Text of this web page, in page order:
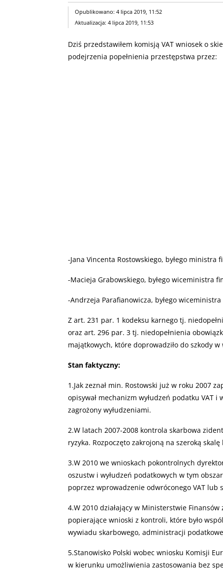
Opublikowano: 4 lipca 2019, 11:52
Aktualizacja: 4 lipca 2019, 11:53
Dziś przedstawiłem komisją VAT wniosek o
podejrzenia popełnienia przestępstwa przez:
-Jana Vincenta Rostowskiego, byłego ministra
-Macieja Grabowskiego, byłego wiceministra
-Andrzeja Parafianowicza, byłego
Z art. 231 par. 1 kodeksu karnego tj.
oraz art. 296 par. 3 tj. niedopełnienia
majątkowych, które doprowadziło do szkody
Stan faktyczny:
1.Jak zeznał min. Rostowski już w roku 2007
opisywał mechanizm wyłudzeń podatku VAT
zagrożony wyłudzeniami.
2.W latach 2007-2008 kontrola skarbowa
ryzyka. Rozpoczęto zakrojoną na szeroką
3.W 2010 we wnioskach pokontrolnych
oszustw i wyłudzeń podatkowych w tym
poprzez wprowadzenie odwróconego VAT
4.W 2010 działający w Ministerstwie Finansów
popierające wnioski z kontroli, które było
wywiadu skarbowego, administracji
5.Stanowisko Polski wobec wniosku Komisji
w kierunku umożliwienia zastosowania bez